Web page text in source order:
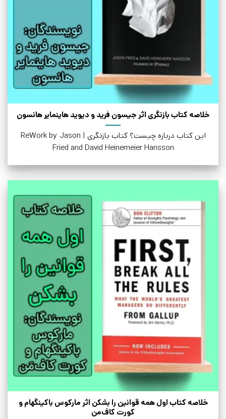
خلاصه کتاب بازنگری اثر جیسون فرید و دیوید هاینمایر هانسون
این کتاب درباره چیست؟ کتاب بازنگری | ReWork by Jason
Fried and David Heinemeier Hansson
خلاصه کتاب اول همه قوانین را بشکن اثر مارکوس باکینگهام و
کورت کاف‌من